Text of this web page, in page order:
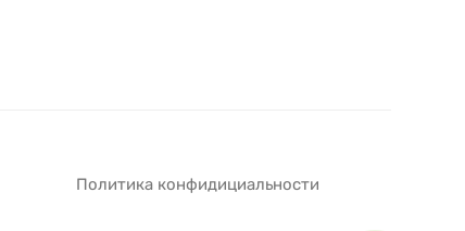
Политика конфидициальности